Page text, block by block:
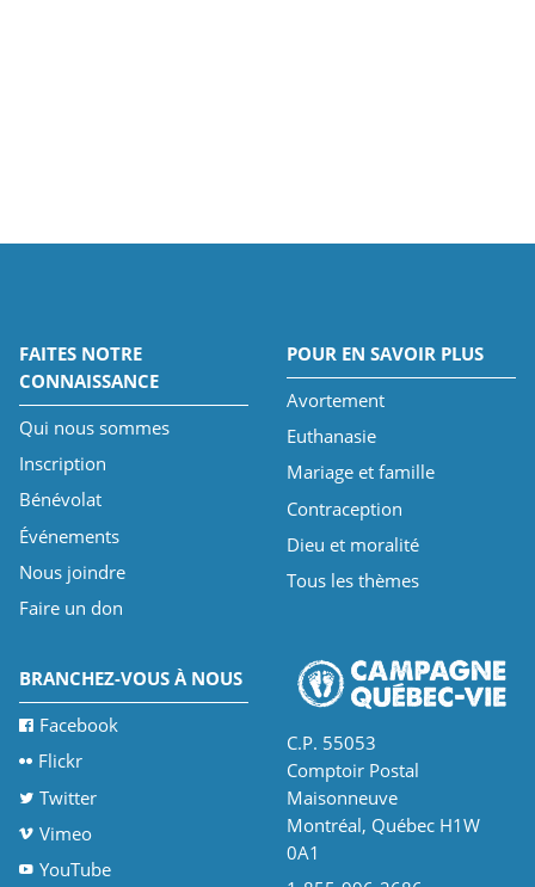
FAITES NOTRE
CONNAISSANCE
Qui nous sommes
Inscription
Bénévolat
Événements
Nous joindre
Faire un don
POUR EN SAVOIR PLUS
Avortement
Euthanasie
Mariage et famille
Contraception
Dieu et moralité
Tous les thèmes
BRANCHEZ-VOUS À NOUS
Facebook
Flickr
Twitter
Vimeo
YouTube
C.P. 55053
Comptoir Postal
Maisonneuve
Montréal, Québec H1W
0A1